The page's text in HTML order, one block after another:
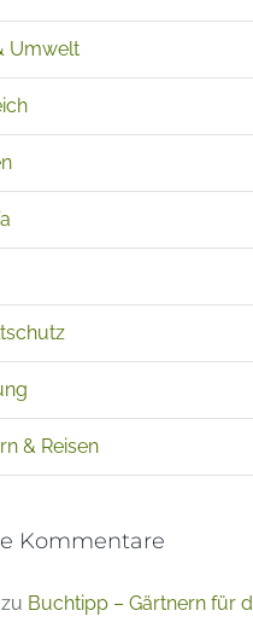
Umwelt
& Reisen
Kommentare
zu Buchtipp – Gärtnern für